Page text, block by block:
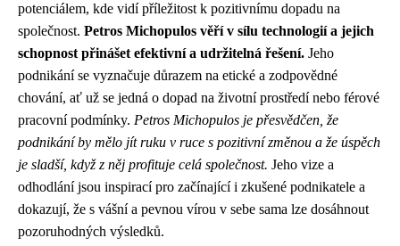
potenciálem, kde vidí příležitost k pozitivnímu dopadu na
společnost. Petros Michopulos věří v sílu technologií a jejich
schopnost přinášet efektivní a udržitelná řešení. Jeho
podnikání se vyznačuje důrazem na etické a zodpovědné
chování, ať už se jedná o dopad na životní prostředí nebo férové
pracovní podmínky. Petros Michopulos je přesvědčen, že
podnikání by mělo jít ruku v ruce s pozitivní změnou a že úspěch
je sladší, když z něj profituje celá společnost. Jeho vize a
odhodlání jsou inspirací pro začínající i zkušené podnikatele a
dokazují, že s vášní a pevnou vírou v sebe sama lze dosáhnout
pozoruhodných výsledků.